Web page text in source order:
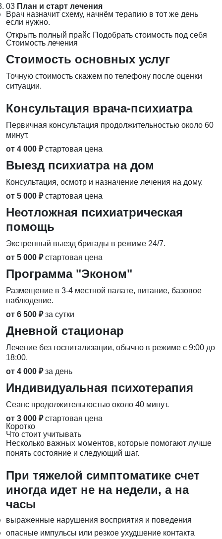
03 План и старт лечения
Врач назначит схему, начнём терапию в тот же день
если нужно.
Открыть полный прайс Подобрать стоимость под себя
Стоимость лечения
Стоимость основных услуг
Точную стоимость скажем по телефону после оценки
ситуации.
Консультация врача-психиатра
Первичная консультация продолжительностью около 60
минут.
от 4 000 ₽ стартовая цена
Выезд психиатра на дом
Консультация, осмотр и назначение лечения на дому.
от 5 000 ₽ стартовая цена
Неотложная психиатрическая
помощь
Экстренный выезд бригады в режиме 24/7.
от 5 000 ₽ стартовая цена
Программа "Эконом"
Размещение в 3-4 местной палате, питание, базовое
наблюдение.
от 6 500 ₽ за сутки
Дневной стационар
Лечение без госпитализации, обычно в режиме с 9:00 до
18:00.
от 4 000 ₽ за день
Индивидуальная психотерапия
Сеанс продолжительностью около 40 минут.
от 3 000 ₽ стартовая цена
Коротко
Что стоит учитывать
Несколько важных моментов, которые помогают лучше
понять состояние и следующий шаг.
При тяжелой симптоматике счет
иногда идет не на недели, а на
часы
выраженные нарушения восприятия и поведения
опасные импульсы или резкое ухудшение контакта